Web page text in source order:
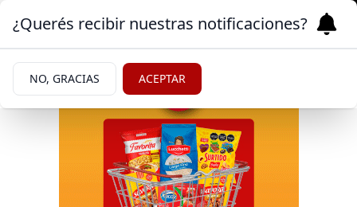
¿Querés recibir nuestras notificaciones?
NO, GRACIAS ACEPTAR